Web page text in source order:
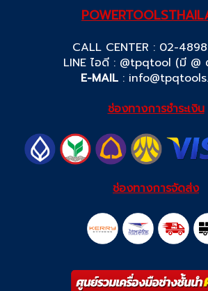
CALL CENTER : 02-
LINE ไอดี : @tpqtool (มี @
E-MAIL:
ช่องทางการชำระเงิน
ช่องทางการจัดส่ง